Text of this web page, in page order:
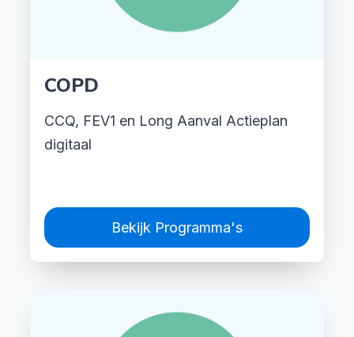
COPD
CCQ, FEV1 en Long Aanval Actieplan
digitaal
Bekijk Programma's